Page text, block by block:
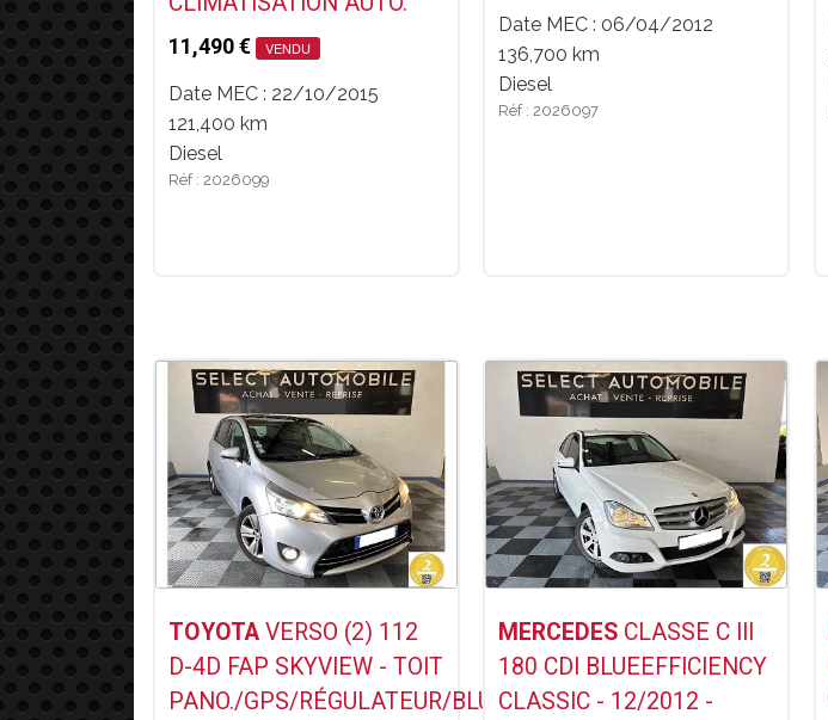
11,490 € VENDU
Date MEC : 22/10/2015
121,400 km
Diesel
Réf : 2026099
Date MEC : 06/04/2012
136,700 km
Diesel
Réf : 2026097
Voir ce Véhicule
TOYOTA VERSO (2) 112
D-4D FAP SKYVIEW - TOIT
PANO./GPS/RÉGULATEUR/BLUETOOTH/CAMÉRA
Voir ce Véhicule
MERCEDES CLASSE C III
180 CDI BLUEEFFICIENCY
CLASSIC - 12/2012 -